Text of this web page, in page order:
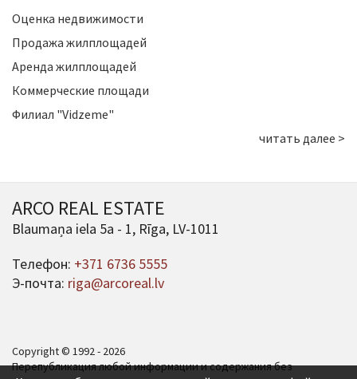
Оценка недвижимости
Продажа жилплощадей
Аренда жилплощадей
Коммерческие площади
Филиал "Vidzeme"
читать далее >
ARCO REAL ESTATE
Blaumaņa iela 5a - 1, Rīga, LV-1011
Телефон: +371 6736 5555
Э-почта: riga@arcoreal.lv
Copyright © 1992 - 2026
Перепубликация любой информации и содержания без